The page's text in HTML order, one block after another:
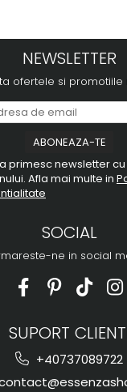
NEWSLETTER
ofertele si promotiile
primesc newsletter
Afla mai multe in
SOCIAL
ne in social
SUPORT
+40737089722